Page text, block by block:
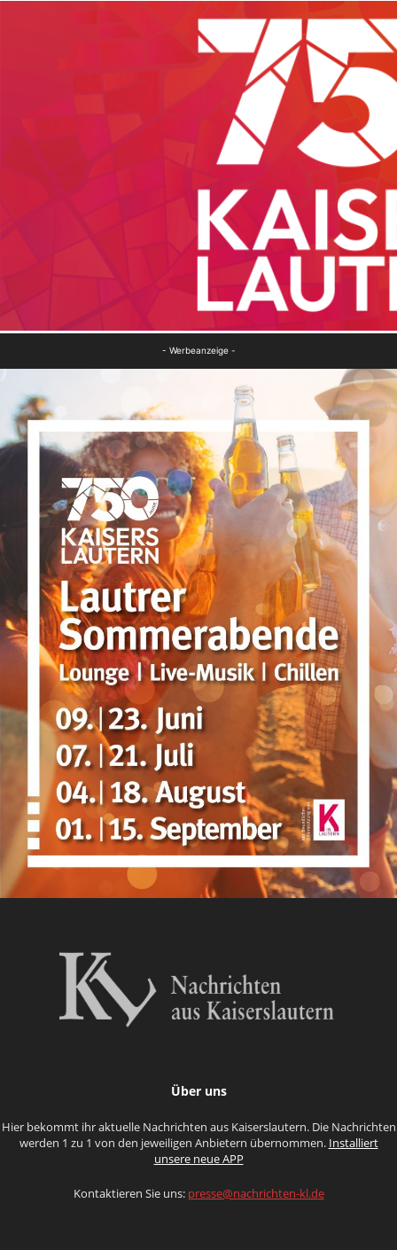
- Werbeanzeige -
Über uns
Hier bekommt ihr aktuelle Nachrichten aus Kaiserslautern. Die Nachrichten
werden 1 zu 1 von den jeweiligen Anbietern übernommen. Installiert
unsere neue APP
Kontaktieren Sie uns: presse@nachrichten-kl.de